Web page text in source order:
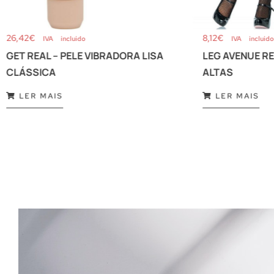
26,42€ IVA incluido
GET REAL – PELE VIBRADORA LISA
CLÁSSICA
LER MAIS
8,12€ IVA incluido
LEG AVENUE
ALTAS
LER MAIS